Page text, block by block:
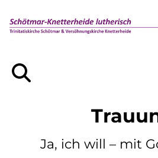
Ja, ich will – mit